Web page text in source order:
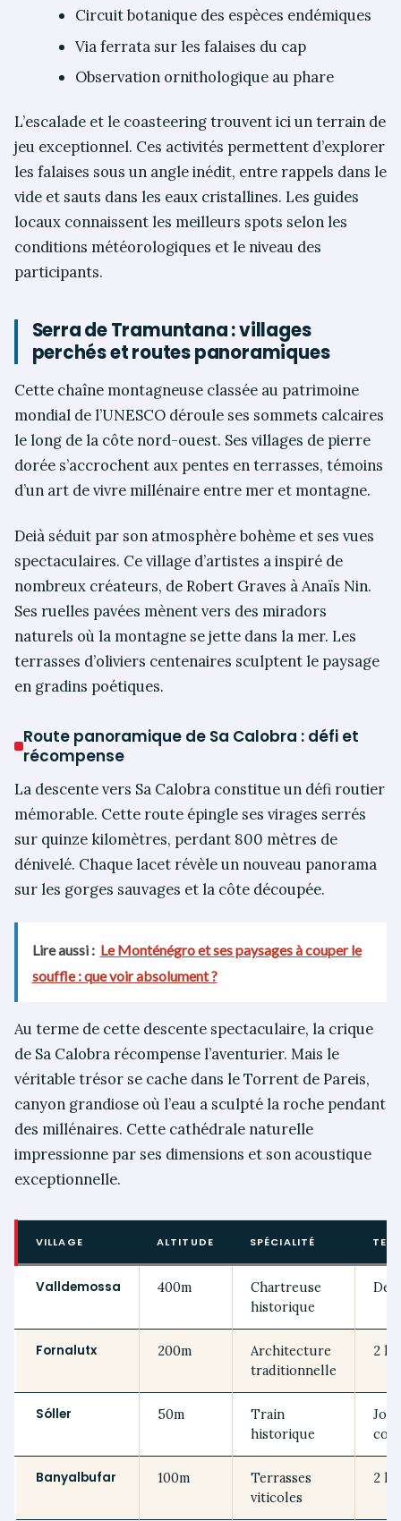
Circuit botanique des espèces endémiques
Via ferrata sur les falaises du cap
Observation ornithologique au phare
L’escalade et le coasteering trouvent ici un terrain de
jeu exceptionnel. Ces activités permettent d’explorer
les falaises sous un angle inédit, entre rappels dans le
vide et sauts dans les eaux cristallines. Les guides
locaux connaissent les meilleurs spots selon les
conditions météorologiques et le niveau des
participants.
Serra de Tramuntana : villages
perchés et routes panoramiques
Cette chaîne montagneuse classée au patrimoine
mondial de l’UNESCO déroule ses sommets calcaires
le long de la côte nord-ouest. Ses villages de pierre
dorée s’accrochent aux pentes en terrasses, témoins
d’un art de vivre millénaire entre mer et montagne.
Deià séduit par son atmosphère bohème et ses vues
spectaculaires. Ce village d’artistes a inspiré de
nombreux créateurs, de Robert Graves à Anaïs Nin.
Ses ruelles pavées mènent vers des miradors
naturels où la montagne se jette dans la mer. Les
terrasses d’oliviers centenaires sculptent le paysage
en gradins poétiques.
Route panoramique de Sa Calobra : défi et
récompense
La descente vers Sa Calobra constitue un défi routier
mémorable. Cette route épingle ses virages serrés
sur quinze kilomètres, perdant 800 mètres de
dénivelé. Chaque lacet révèle un nouveau panorama
sur les gorges sauvages et la côte découpée.
Lire aussi : Le Monténégro et ses paysages à couper le
souffle : que voir absolument ?
Au terme de cette descente spectaculaire, la crique
de Sa Calobra récompense l’aventurier. Mais le
véritable trésor se cache dans le Torrent de Pareis,
canyon grandiose où l’eau a sculpté la roche pendant
des millénaires. Cette cathédrale naturelle
impressionne par ses dimensions et son acoustique
exceptionnelle.
VILLAGE ALTITUDE SPÉCIALITÉ
Valldemossa 400m
Chartreuse
historique
Fornalutx 200m
Architecture
traditionnelle
2
Sóller 50m
Train
historique
Banyalbufar 100m
Terrasses
viticoles
2